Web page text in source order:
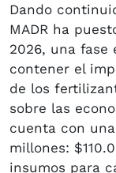
Dando
MADR ha
2026, una fase
contener el
de los
sobre las
cuenta con
millones:
insumos para